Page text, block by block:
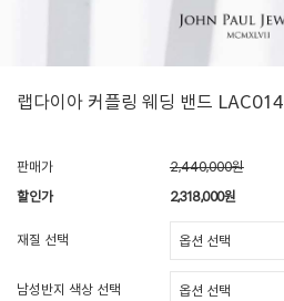
랩다이아 커플링 웨딩 밴드 LAC014
판매가 2,440,000원
할인가 2,318,000원
재질 선택
남성반지 색상 선택